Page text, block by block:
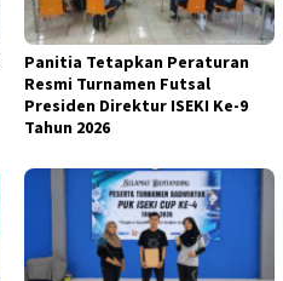
Panitia Tetapkan Peraturan
Resmi Turnamen Futsal
Presiden Direktur ISEKI Ke-9
Tahun 2026